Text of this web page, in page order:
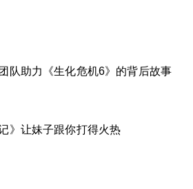
队助力《生化危机6》的背后故事
》让妹子跟你打得火热